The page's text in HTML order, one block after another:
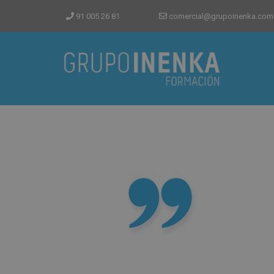
91 005 26 81 comercial@grupoinenka.com